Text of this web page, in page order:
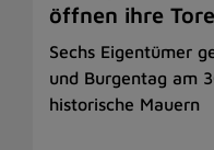
öffnen ihre Tore
Sechs Eigentümer
und Burgentag am
historische Mauern